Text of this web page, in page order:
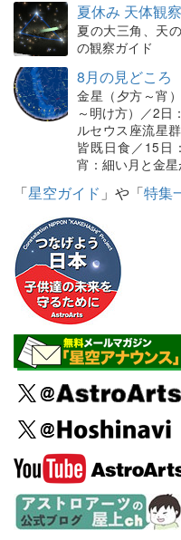
夏休み 天体観
夏の大三角、天
の観察ガイド
8月の見どころ
金星（夕方～宵
～明け方）／2日
ルセウス座流星
皆既日食／15日
宵：細い月と金
「星空ガイド 」や「特集